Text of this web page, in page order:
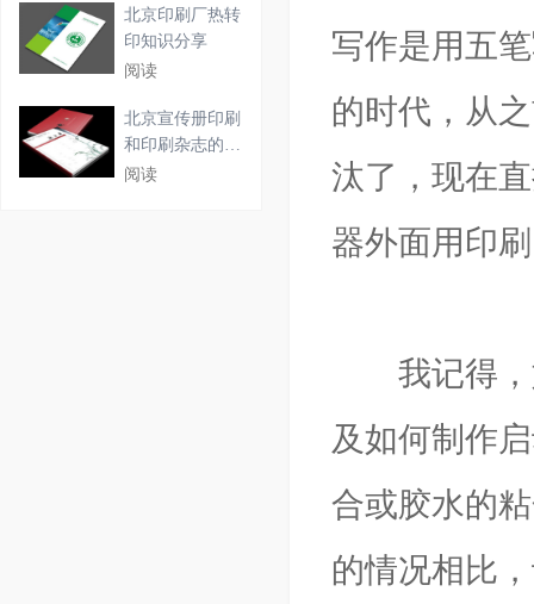
写作是用五
的时代，从
汰了，现在
器外面用印
我记得，
及如何制作
合或胶水的
的情况相比
北京印刷厂热转
印知识分享
阅读
北京宣传册印刷
和印刷杂志的详
细介
阅读